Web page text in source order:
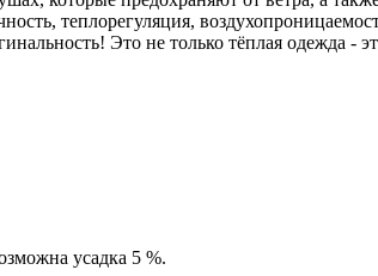
теплорегуляция,
Это не только тёплая одежда -
усадка 5 %.